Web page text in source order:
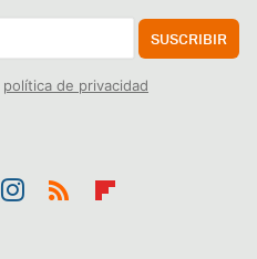
SUSCRIBIR
política de privacidad